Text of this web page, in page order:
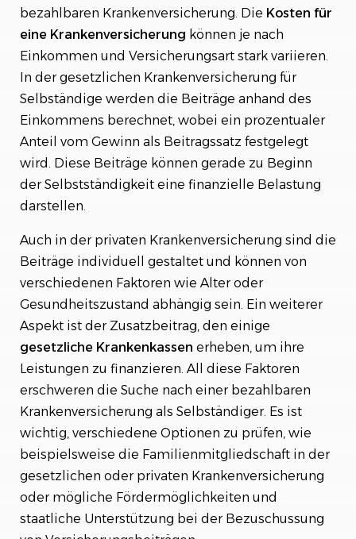
bezahlbaren Krankenversicherung. Die Kosten für
eine Krankenversicherung können je nach
Einkommen und Versicherungsart stark variieren.
In der gesetzlichen Krankenversicherung für
Selbständige werden die Beiträge anhand des
Einkommens berechnet, wobei ein prozentualer
Anteil vom Gewinn als Beitragssatz festgelegt
wird. Diese Beiträge können gerade zu Beginn
der Selbstständigkeit eine finanzielle Belastung
darstellen.
Auch in der privaten Krankenversicherung sind die
Beiträge individuell gestaltet und können von
verschiedenen Faktoren wie Alter oder
Gesundheitszustand abhängig sein. Ein weiterer
Aspekt ist der Zusatzbeitrag, den einige
gesetzliche Krankenkassen erheben, um ihre
Leistungen zu finanzieren. All diese Faktoren
erschweren die Suche nach einer bezahlbaren
Krankenversicherung als Selbständiger. Es ist
wichtig, verschiedene Optionen zu prüfen, wie
beispielsweise die Familienmitgliedschaft in der
gesetzlichen oder privaten Krankenversicherung
oder mögliche Fördermöglichkeiten und
staatliche Unterstützung bei der Bezuschussung